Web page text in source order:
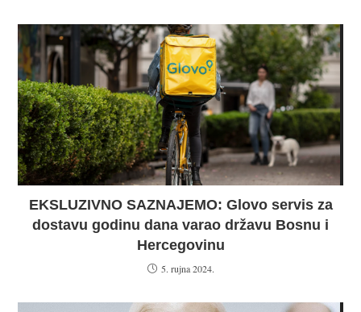
EKSLUZIVNO SAZNAJEMO: Glovo servis za
dostavu godinu dana varao državu Bosnu i
Hercegovinu
5. rujna 2024.